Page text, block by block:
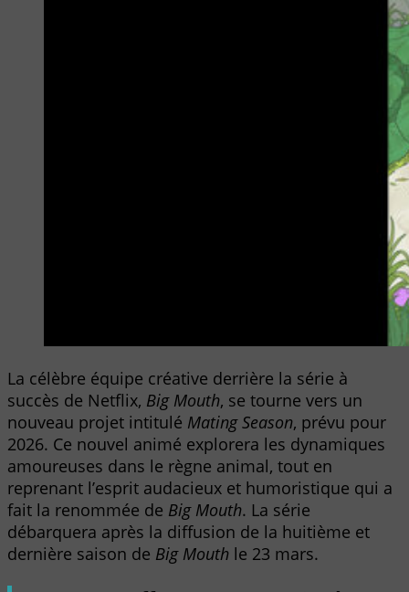
La célèbre équipe créative derrière la série à
succès de Netflix, Big Mouth, se tourne vers un
nouveau projet intitulé Mating Season, prévu pour
2026. Ce nouvel animé explorera les dynamiques
amoureuses dans le règne animal, tout en
reprenant l’esprit audacieux et humoristique qui a
fait la renommée de Big Mouth. La série
débarquera après la diffusion de la huitième et
dernière saison de Big Mouth le 23 mars.